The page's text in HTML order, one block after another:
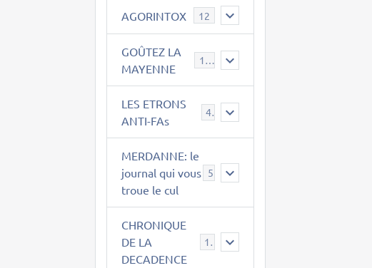
AGORINTOX 12
GOÛTEZ LA
MAYENNE
189
LES ETRONS
ANTI-FAs
4
MERDANNE: le
journal qui vous
troue le cul
CHRONIQUE
DE LA
DECADENCE
12